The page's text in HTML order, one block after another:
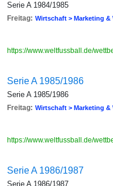
Serie A 1984/1985
Freitag: Wirtschaft > Marketing &
https://www.weltfussball.de/
Serie A 1985/1986
Serie A 1985/1986
Freitag: Wirtschaft > Marketing &
https://www.weltfussball.de/
Serie A 1986/1987
Serie A 1986/1987